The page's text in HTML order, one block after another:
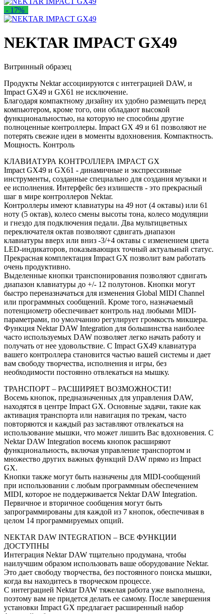
- 17%
NEKTAR IMPACT GX49
Витринный образец
Продукты Nektar ассоциируются с интеграцией DAW, и
Impact GX49 и GX61 не исключение.
Благодаря компактному дизайну их удобно размещать перед
компьютером, кроме того, они обладают высокой
функциональностью, на которую не способны другие
полноценные контроллеры. Impact GX 49 и 61 позволяют не
потерять свежие идеи в моменты вдохновения. Компактность.
Мощность. Контроль
КЛАВИАТУРА КОНТРОЛЛЕРА IMPACT GX
Impact GX49 и GX61 - динамичные и экспрессивные
инструменты, созданные специально для создания музыки и
ее исполнения. Интерфейс без излишеств - это прекрасный
шаг в мире контроллеров Nektar.
Контроллеры имеют клавиатуры на 49 нот (4 октавы) или 61
ноту (5 октав), колесо смены высоты тона, колесо модуляции
и гнездо для подключения педали. Два мультицветных
переключателя октав позволяют сдвигать диапазон
клавиатуры вверх или вниз -3/+4 октавы с изменением цвета
LED-индикаторов, показывающих точный актуальный статус.
Прекрасная комплектация Impact GX позволит вам работать
очень продуктивно.
Выделенные кнопки транспонирования позволяют сдвигать
диапазон клавиатуры до +/- 12 полутонов. Кнопки могут
быстро переназначаться для изменения Global MIDI Channel
или программных сообщений. Кроме того, назначаемый
потенциометр обеспечивает контроль над любыми MIDI-
параметрами, по умолчанию регулирует громкость микшера.
Функция Nektar DAW Integration для большинства наиболее
часто используемых DAW позволяет легко начать работу и
получать от нее удовольствие. С Impact GX49 клавиатура
вашего контроллера становится частью вашей системы и дает
вам свободу творчества, исполнения и игры, без
необходимости постоянно отвлекаться на мышку.
ТРАНСПОРТ – РАСШИРЯЕТ ВОЗМОЖНОСТИ!
Восемь кнопок, предназначенных для управления DAW,
находятся в центре Impact GX. Основные задачи, такие как
активация транспорта или навигация по трекам, часто
повторяются и каждый раз заставляют отвлекаться на
использование мышки, что может лишить Вас вдохновения. С
Nektar DAW Integration восемь кнопок расширяют
функциональность, включая управление транспортом и
множество других важных функций DAW прямо из Impact
GX.
Кнопки также могут быть назначены для MIDI-сообщений
при использовании с любым программным обеспечением
MIDI, которое не поддерживается Nektar DAW Integration.
Первичное и вторичное сообщения могут быть
запрограммированы для каждой из 7 кнопок, обеспечивая в
целом 14 программируемых опций.
NEKTAR DAW INTEGRATION – ВСЕ ФУНКЦИИ
ДОСТУПНЫ
Интеграция Nektar DAW тщательно продумана, чтобы
наилучшим образом использовать ваше оборудование Nektar.
Это дает свободу творчества, без постоянного поиска мышки,
когда вы находитесь в творческом процессе.
С интеграцией Nektar DAW тяжелая работа уже выполнена,
поэтому вам не придется делать ее самому. После завершения
установки Impact GX предлагает расширенный набор